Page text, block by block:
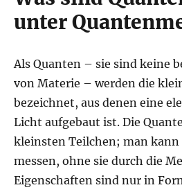
unter
Als Quanten – sie sind keine
von Materie – werden die
bezeichnet, aus denen eine
Licht aufgebaut ist. Die
kleinsten Teilchen; man
messen, ohne sie durch die
Eigenschaften sind nur in